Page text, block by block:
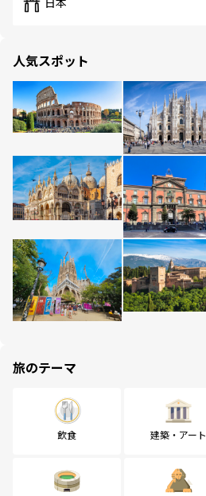
日本
人気スポット
旅のテーマ
飲食 建築・アート